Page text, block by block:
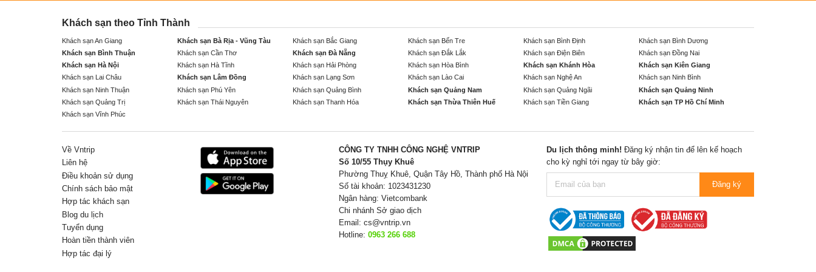
Khách sạn theo Tỉnh Thành
Khách sạn An Giang Khách sạn Bà Rịa - Vũng Tàu Khách sạn Bắc Giang Khách sạn Bến Tre Khách sạn Bình Định
Khách sạn Bình Dương
Khách sạn Bình Thuận
Khách sạn Cần Thơ Khách sạn Đà Nẵng Khách sạn Đắk Lắk Khách sạn Điện Biên
Khách sạn Đồng Nai
Khách sạn Hà Nội
Khách sạn Hà Tĩnh Khách sạn Hải Phòng Khách sạn Hòa Bình Khách sạn Khánh Hòa
Khách sạn Kiên Giang
Khách sạn Lai Châu
Khách sạn Lâm Đồng Khách sạn Lạng Sơn Khách sạn Lào Cai Khách sạn Nghệ An
Khách sạn Ninh Bình
Khách sạn Ninh Thuận
Khách sạn Phú Yên Khách sạn Quảng Bình Khách sạn Quảng Nam Khách sạn Quảng Ngãi
Khách sạn Quảng Ninh
Khách sạn Quảng Trị
Khách sạn Thái Nguyên Khách sạn Thanh Hóa Khách sạn Thừa Thiên Huế Khách sạn Tiền Giang
Khách sạn TP Hồ Chí Minh
Khách sạn Vĩnh Phúc
Về Vntrip
Liên hệ
Điều khoản sử dụng
Chính sách bảo mật
Hợp tác khách sạn
Blog du lịch
Tuyển dụng
Hoàn tiền thành viên
Hợp tác đại lý
CÔNG TY TNHH CÔNG NGHỆ VNTRIP
Số 10/55 Thụy Khuê
Phường Thuỵ Khuê, Quận Tây Hồ, Thành phố Hà Nội
Số tài khoản: 1023431230
Ngân hàng: Vietcombank
Chi nhánh Sở giao dịch
Email: cs@vntrip.vn
Hotline: 0963 266 688
Du lịch thông minh! Đăng ký nhận tin để lên kế hoạch
cho kỳ nghỉ tới ngay từ bây giờ:
Đăng ký